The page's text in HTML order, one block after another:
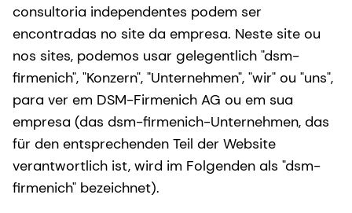
consultoria independentes podem ser
encontradas no site da empresa. Neste site ou
nos sites, podemos usar gelegentlich "dsm-
firmenich", "Konzern", "Unternehmen", "wir" ou "uns",
para ver em DSM-Firmenich AG ou em sua
empresa (das dsm-firmenich-Unternehmen, das
für den entsprechenden Teil der Website
verantwortlich ist, wird im Folgenden als "dsm-
firmenich" bezeichnet).